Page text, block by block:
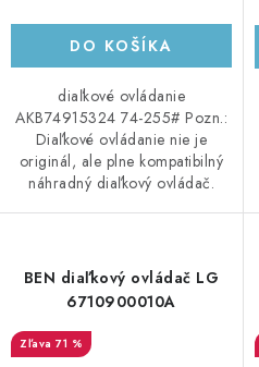
DO KOŠÍKA
diaľkové ovládanie
AKB74915324 74-255# Pozn.:
Diaľkové ovládanie nie je
originál, ale plne kompatibilný
náhradný diaľkový ovládač.
BEN diaľkový ovládač LG
6710900010A
71 %